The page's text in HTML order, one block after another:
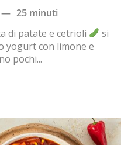
— 25 minuti
di patate e cetrioli
si
yogurt con limone e
pochi...